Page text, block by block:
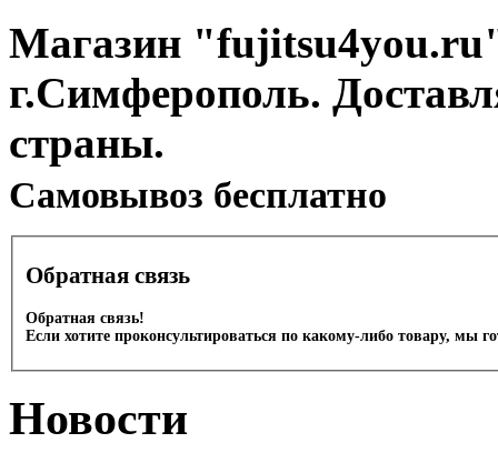
Магазин
г.Симферополь.
страны.
Cамовывоз бесплатно
Обратная связь
Обратная связь!
Если хотите проконсультироваться по какому-либо товару, мы
Новости